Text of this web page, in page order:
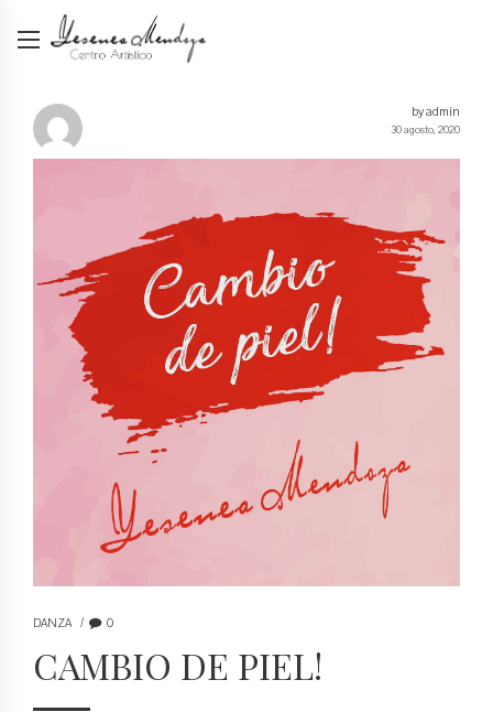
by admin
30 agosto, 2020
DANZA 0
CAMBIO DE PIEL!